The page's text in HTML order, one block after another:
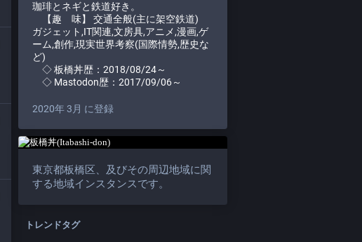
珈琲とネギと鉄道好き。
【趣 味】 交通全般(主に架空鉄道)
ガジェット,IT関連,文房具,アニメ,漫画,ゲ
ーム,創作,現実世界考察(国際情勢,歴史な
ど)
◇ 板橋丼歴：2018/08/24～
◇ Mastodon歴：2017/09/06～
2020年 3月 に登録
東京都板橋区、及びその周辺地域に関
する地域インスタンスです。
トレンドタグ